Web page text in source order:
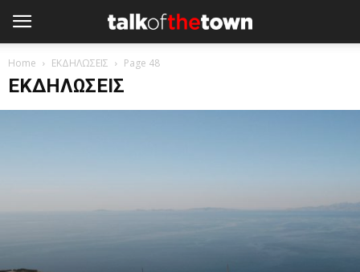
Home ΕΚΔΗΛΩΣΕΙΣ Page 48
ΕΚΔΗΛΩΣΕΙΣ